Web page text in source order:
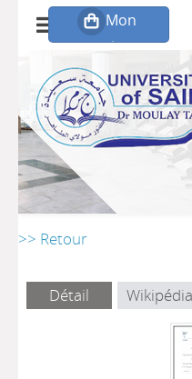
>> Retour
Détail Wikipédia